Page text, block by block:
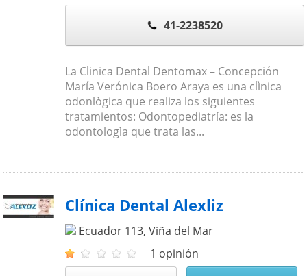
41-2238520
La Clinica Dental Dentomax – Concepción
María Verónica Boero Araya es una clìnica
odonlògica que realiza los siguientes
tratamientos: Odontopediatría: es la
odontologìa que trata las...
Clínica Dental Alexliz
Ecuador 113,Viña del Mar
1 opinión